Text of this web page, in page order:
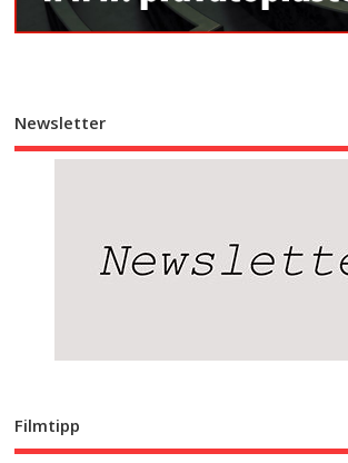
Newsletter
Filmtipp